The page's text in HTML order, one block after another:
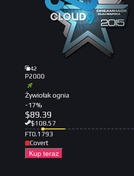
42
P2000
Żywiołak ognia
-17%
$89.39
$108.57
FT0.1793
Covert
Kup teraz